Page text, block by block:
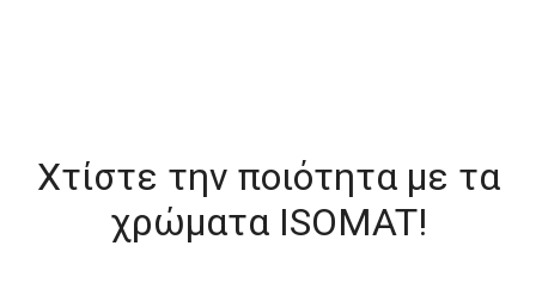
Χτίστε την ποιότητα με τα
χρώματα ISOMAT!